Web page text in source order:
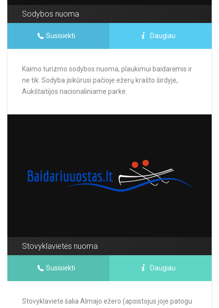
Sodybos nuoma
Susisiekti Daugiau
Kaimo turizmo sodybos nuoma, plaukimui baidarėmis ir
ne tik. Sodyba įsikūrusi pačioje ežerų krašto širdyje,
Aukštaitijos nacionaliniame parke.
Stovyklavietės nuoma
Susisiekti Daugiau
Stovyklavietė šalia Almajo ežero (apsistojus joje patogu